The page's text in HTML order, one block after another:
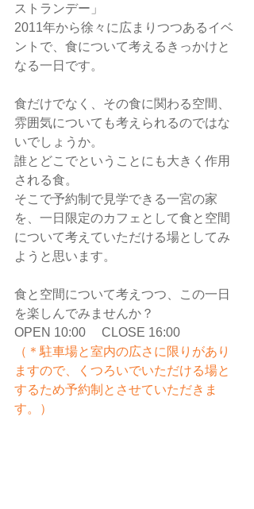
ストランデー」
2011年から徐々に広まりつつあるイベ
ントで、食について考えるきっかけと
なる一日です。
食だけでなく、その食に関わる空間、
雰囲気についても考えられるのではな
いでしょうか。
誰とどこでということにも大きく作用
される食。
そこで予約制で見学できる一宮の家
を、一日限定のカフェとして食と空間
について考えていただける場としてみ
ようと思います。
食と空間について考えつつ、この一日
を楽しんでみませんか？
OPEN 10:00     CLOSE 16:00
（＊駐車場と室内の広さに限りがあり
ますので、くつろいでいただける場と
するため予約制とさせていただきま
す。）